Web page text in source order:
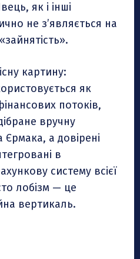
як і інші
не з’являється на
картину:
як
потоків,
вручну
Єрмака, а довірені
в
систему всієї
лобізм — це
вертикаль.